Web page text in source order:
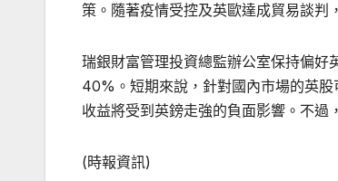
策。隨著疫情受控及英歐達成貿易談判
瑞銀財富管理投資總監辦公室保持偏
40%。短期來說，針對國內市場的英
收益將受到英鎊走強的負面影響。不過
(時報資訊)